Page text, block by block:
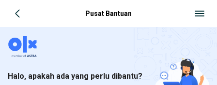
Pusat Bantuan
Halo, apakah ada yang perlu dibantu?